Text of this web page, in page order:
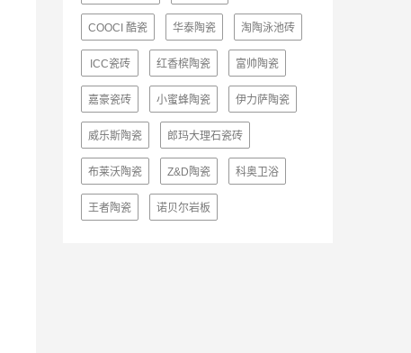
COOCI 酷瓷 华泰陶瓷 淘陶泳池砖
ICC瓷砖 红香槟陶瓷 富帅陶瓷
嘉豪瓷砖 小蜜蜂陶瓷 伊力萨陶瓷
威乐斯陶瓷 郎玛大理石瓷砖
布莱沃陶瓷 Z&D陶瓷 科奥卫浴
王者陶瓷 诺贝尔岩板